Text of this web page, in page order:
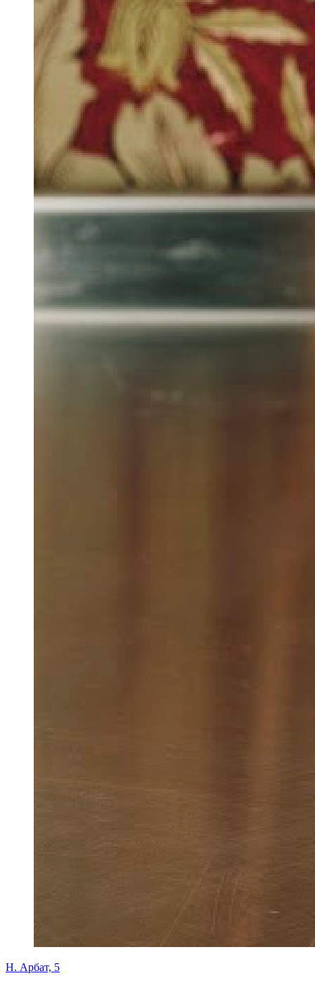
Н. Арбат, 5